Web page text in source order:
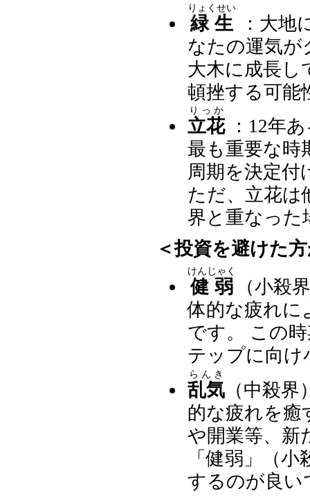
緑生
りょくせい
：大地
なたの運気が
大木に成長し
頓挫する可能
立花
りっか
：12年あ
最も重要な時
周期を決定
ただ、立花は
界と重なった
＜投資を避けた
健弱
けんじゃく
（小殺
体的な疲れに
です。 この
テップに向け
乱気
らんき
（中殺界
的な疲れを癒
や開業等、新
「健弱」（
するのが良い